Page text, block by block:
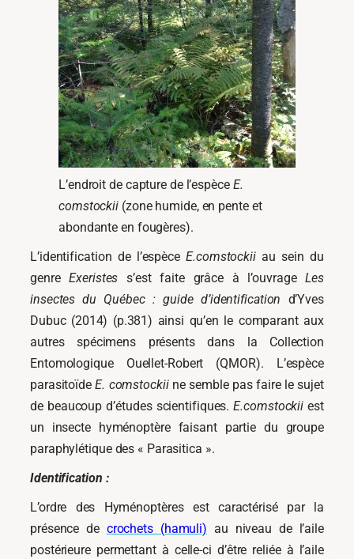
L’endroit de capture de l’espèce E.
comstockii (zone humide, en pente et
abondante en fougères).
L’identification de l’espèceE.comstockii au sein du
genreExeristes s’est faite grâce à l’ouvrageLes
insectes du Québec : guide d’identification d’Yves
Dubuc (2014) (p.381) ainsi qu’en le comparant aux
autres spécimens présents dans la Collection
Entomologique Ouellet-Robert (QMOR). L’espèce
parasitoïdeE. comstockiine semble pas faire le sujet
de beaucoup d’études scientifiques.E.comstockii est
un insecte hyménoptère faisant partie du groupe
paraphylétique des « Parasitica ».
Identification :
L’ordre des Hyménoptères est caractérisé par la
présence de crochets (hamuli) au niveau de l’aile
postérieure permettant à celle-ci d’être reliée à l’aile